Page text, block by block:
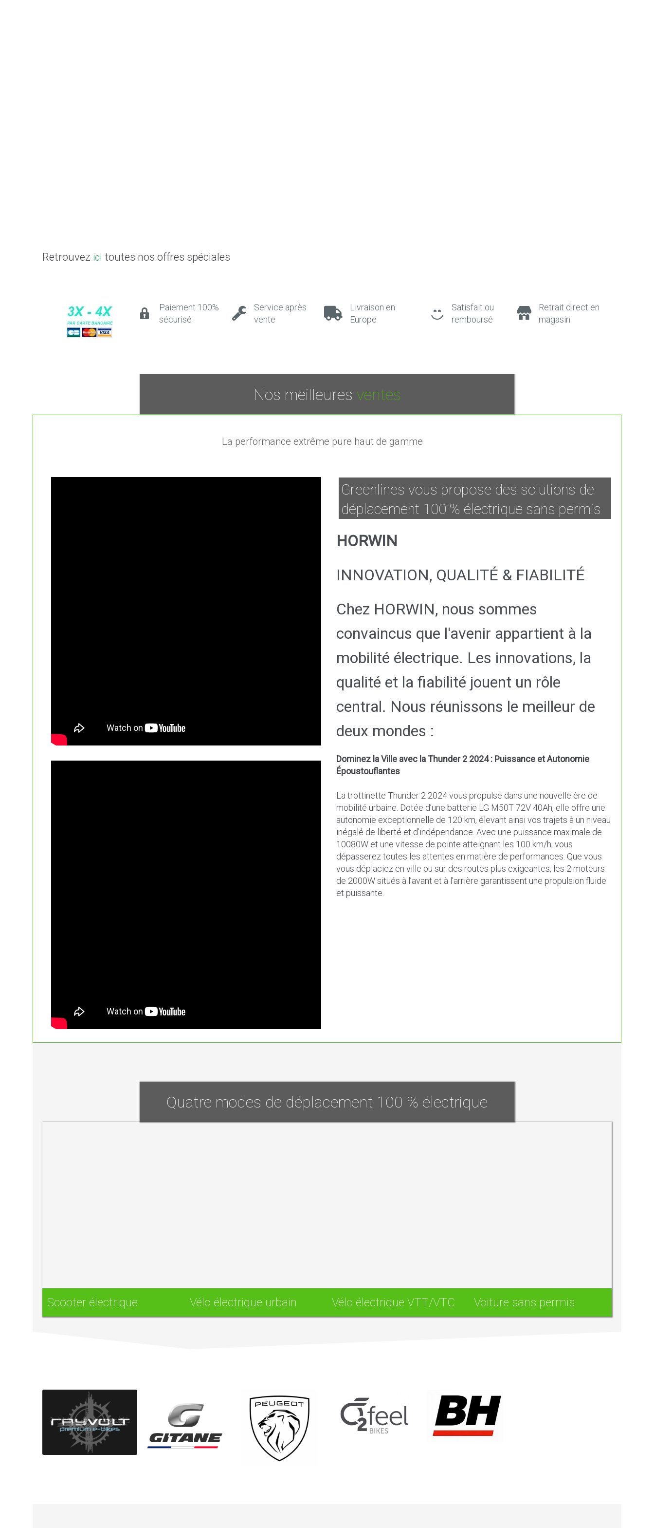
Retrouvez ici toutes nos offres spéciales
Paiement 100%
sécurisé
Service après
vente
Livraison en
Europe
Satisfait ou
remboursé
Retrait direct en
magasin
Nos meilleures ventes
La performance extrême pure haut de gamme
Greenlines vous propose des solutions de
déplacement 100 % électrique sans permis
HORWIN
INNOVATION, QUALITÉ & FIABILITÉ
Chez HORWIN, nous sommes
convaincus que l'avenir appartient à la
mobilité électrique. Les innovations, la
qualité et la fiabilité jouent un rôle
central. Nous réunissons le meilleur de
deux mondes :
Dominez la Ville avec la Thunder 2 2024 : Puissance et Autonomie
Époustouflantes
La trottinette Thunder 2 2024 vous propulse dans une nouvelle ère de
mobilité urbaine. Dotée d’une batterie LG M50T 72V 40Ah, elle offre une
autonomie exceptionnelle de 120 km, élevant ainsi vos trajets à un niveau
inégalé de liberté et d’indépendance. Avec une puissance maximale de
10080W et une vitesse de pointe atteignant les 100 km/h, vous
dépasserez toutes les attentes en matière de performances. Que vous
vous déplaciez en ville ou sur des routes plus exigeantes, les 2 moteurs
de 2000W situés à l’avant et à l’arrière garantissent une propulsion fluide
et puissante.
Quatre modes de déplacement 100 % électrique
Scooter électrique Vélo électrique urbain Vélo électrique VTT/VTC Voiture sans permis